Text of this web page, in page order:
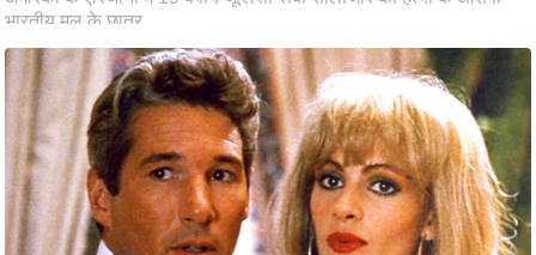
स
म
सा
म
यि
क
मा
तृ